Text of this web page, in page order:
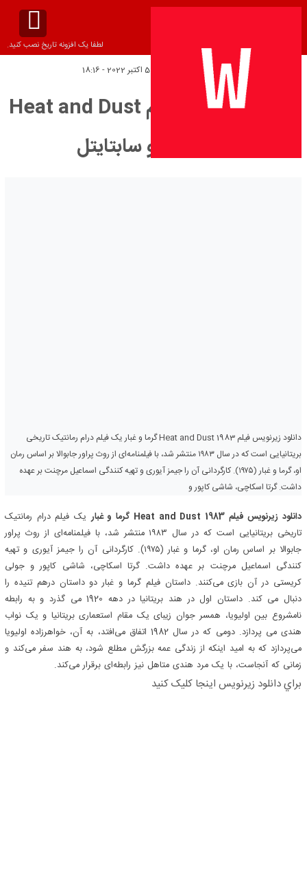
لطفا یک افزونه تاریخ نصب کنید.
تاریخ انتشار: چهارشنبه 5 اکتبر 2022 - 18:16
دانلود زیرنویس فیلم Heat and Dust
دانلود زیرنویس فیلم Heat and Dust 1983 گرما و غبار یک فیلم درام رمانتیک تاریخی
بریتانیایی است که در سال ۱۹۸۳ منتشر شد، با فیلمنامه‌ای از روث پراور جابوالا بر اساس رمان
او، گرما و غبار (۱۹۷۵). کارگردانی آن را جیمز آیوری و تهیه کنندگی اسماعیل مرچنت بر عهده
داشت. گرتا اسکاچی، شاشی کاپور و
دانلود زیرنویس فیلم Heat and Dust 1983 گرما و غبار
یک فیلم درام رمانتیک
تاریخی بریتانیایی است که در سال ۱۹۸۳ منتشر شد، با فیلمنامه‌ای از روث پراور
جابوالا بر اساس رمان او، گرما و غبار (۱۹۷۵). کارگردانی آن را جیمز آیوری و تهیه
کنندگی اسماعیل مرچنت بر عهده داشت. گرتا اسکاچی، شاشی کاپور و جولی
کریستی در آن بازی می‌کنند. داستان فیلم گرما و غبار دو داستان درهم تنیده را
دنبال می کند. داستان اول در هند بریتانیا در دهه 1920 می گذرد و به رابطه
نامشروع بین اولیویا، همسر جوان زیبای یک مقام استعماری بریتانیا و یک نواب
هندی می پردازد. دومی که در سال 1982 اتفاق می‌افتد، به آن، خواهرزاده اولیویا
می‌پردازد که به امید اینکه از زندگی عمه بزرگش مطلع شود، به هند سفر می‌کند و
زمانی که آنجاست، با یک مرد هندی متاهل نیز رابطه‌ای برقرار می‌کند.
براي دانلود زيرنويس اينجا کليک کنيد